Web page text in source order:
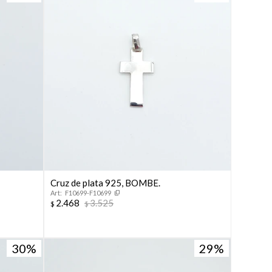
Cruz de plata 925, BOMBE.
F10699-F10699
$ 2.468 $3.525
30 29